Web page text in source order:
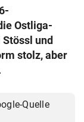
Ostliga-
und
stolz, aber
Quelle